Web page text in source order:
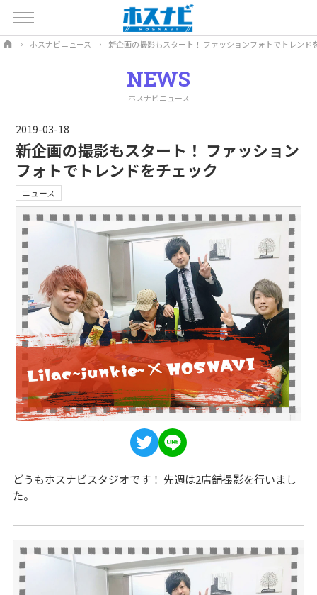
ホスナビニュース 新企画の撮影もスタート！ ファッションフォトでトレンド
NEWS
ホスナビニュース
2019-03-18
新企画の撮影もスタート！ ファッション
フォトでトレンドをチェック
ニュース
どうもホスナビスタジオです！ 先週は2店舗撮影を行いまし
た。